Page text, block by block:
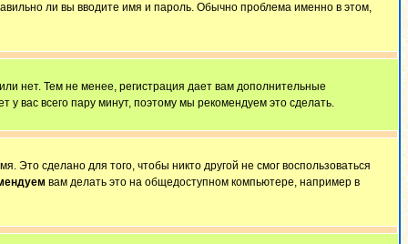
ли вы вводите имя и пароль. Обычно проблема именно в этом,
нет. Тем не менее, регистрация дает вам дополнительные
вас всего пару минут, поэтому мы рекомендуем это сделать.
Это сделано для того, чтобы никто другой не смог воспользоваться
вам делать это на общедоступном компьютере, например в